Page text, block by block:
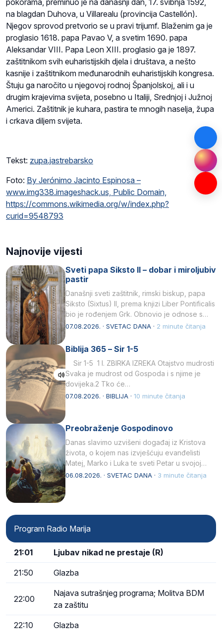
pokorama, preminuo je na današnji dan, 17. svibnja 1592,
na blagdan Duhova, u Villarealu (provincija Castellón).
Njegov sprovod pretvorio se u pravi trijumf. Blaženim ga je
proglasio 1618. papa Pavao V, a svetim 1690. papa
Aleksandar VIII. Papa Leon XIII. proglasio ga je 1897.
zaštitnikom svih euharistijskih djela i društava, a nešto
kasnije i zaštitnikom međunarodnih euharistijskih kongresa.
Štuju ga naročito u njegovoj rodnoj Španjolskoj, ali i u
drugim krajevima svijeta, posebno u Italiji, Srednjoj i Južnoj
Americi. Zaštitnik je kuhara, pastira te mnogih naselja, župa
i crkava diljem svijeta.
Tekst: zupa.jastrebarsko
Foto: By Jerónimo Jacinto Espinosa –
www.img338.imageshack.us, Public Domain,
https://commons.wikimedia.org/w/index.php?
curid=9548793
Najnovije vijesti
Sveti papa Siksto II – dobar i miroljubiv
pastir
Današnji sveti zaštitnik, rimski biskup, papa
Siksto (Sixtus) II, prema knjizi Liber Pontificalis
bio je rođenjem Grk. Obnovio je odnose s
afričkim…
07.08.2026. · SVETAC DANA · 2 minute čitanja
Biblija 365 – Sir 1-5
Sir 1-5 1 I. ZBIRKA IZREKA Otajstvo mudrosti
Svaka je mudrost od Gospoda i s njime je
dovijeka.2 Tko će…
07.08.2026. · BIBLIJA · 10 minute čitanja
Preobraženje Gospodinovo
Danas slavimo uzvišeni događaj iz Kristova
života, o kojem nas izvješćuju evanđelisti
Matej, Marko i Luka te sveti Petar u svojoj
drugoj…
06.08.2026. · SVETAC DANA · 3 minute čitanja
Program Radio Marija
21:01 Ljubav nikad ne prestaje (R)
21:50 Glazba
22:00
Najava sutrašnjeg programa; Molitva BDM
za zaštitu
22:10 Glazba